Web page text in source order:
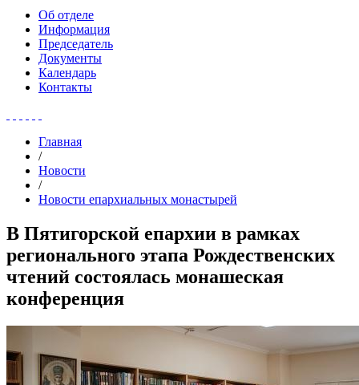
Об отделе
Информация
Председатель
Документы
Календарь
Контакты
Главная
/
Новости
/
Новости епархиальных монастырей
В Пятигорской епархии в рамках
регионального этапа Рождественских
чтений состоялась монашеская
конференция